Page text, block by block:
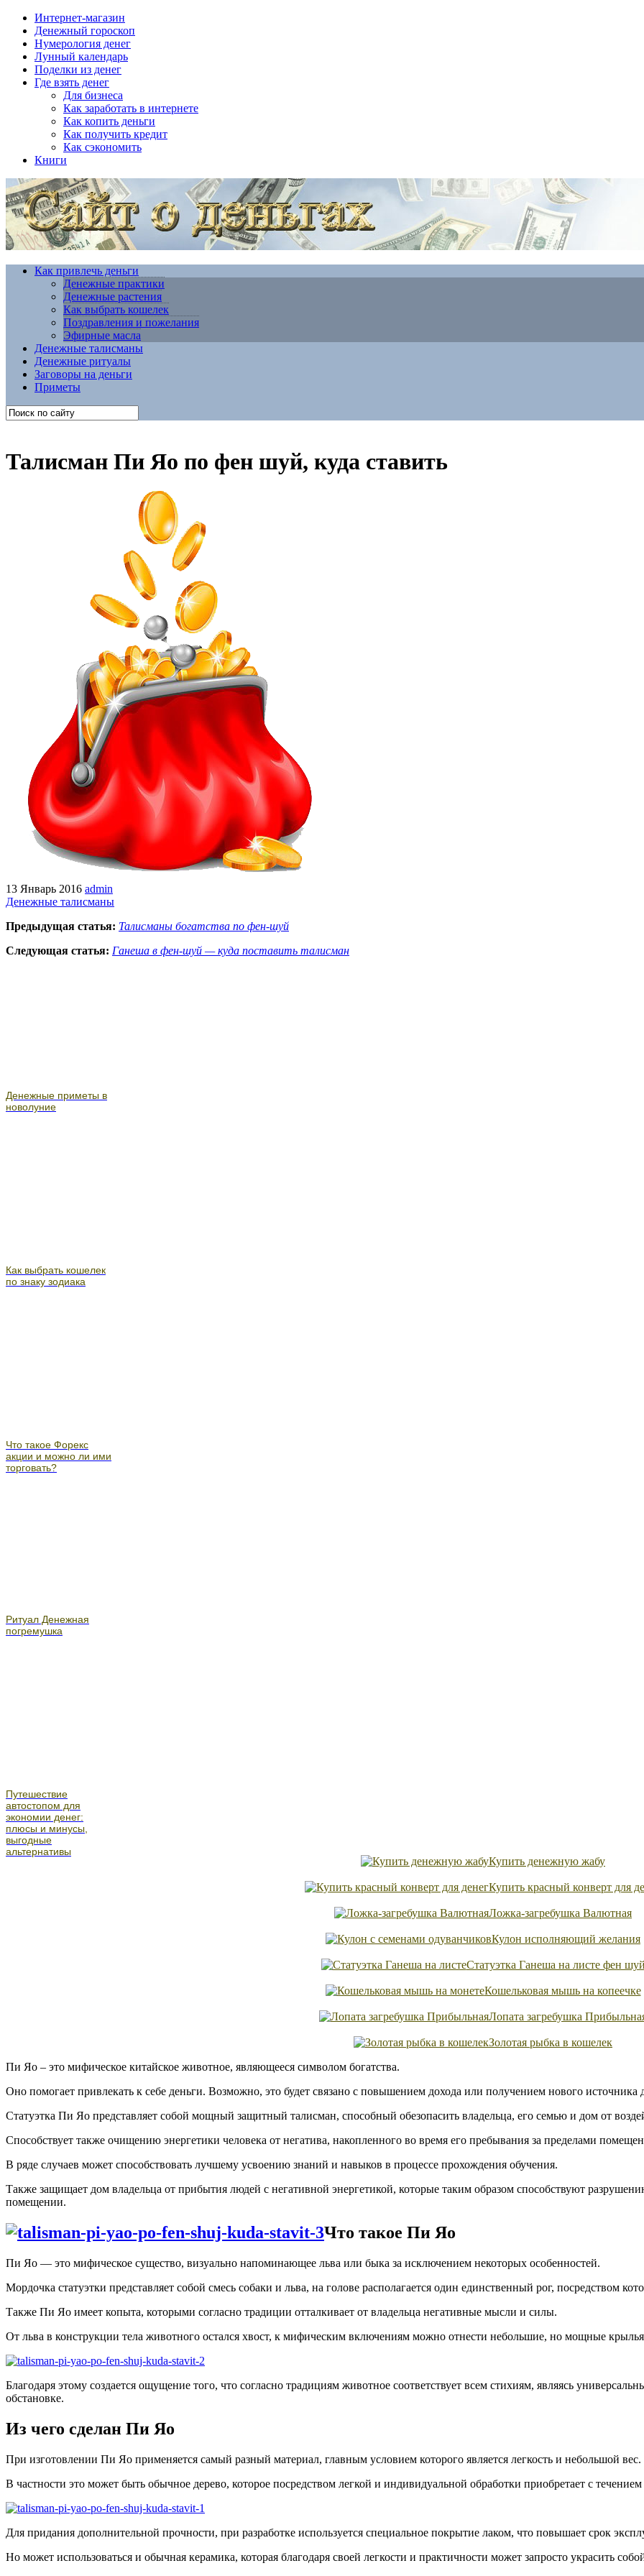
Интернет-магазин
Денежный гороскоп
Нумерология денег
Лунный календарь
Поделки из денег
Где взять денег
Для бизнеса
Как заработать в интернете
Как копить деньги
Как получить кредит
Как сэкономить
Книги
Как привлечь деньги
Денежные практики
Денежные растения
Как выбрать кошелек
Поздравления и пожелания
Эфирные масла
Денежные талисманы
Денежные ритуалы
Заговоры на деньги
Приметы
Талисман Пи Яо по фен шуй, куда ставить
13 Январь 2016 admin
Денежные талисманы
Предыдущая статья: Талисманы богатства по фен-шуй
Следующая статья: Ганеша в фен-шуй — куда поставить талисман
Денежные приметы в
новолуние
Как выбрать кошелек
по знаку зодиака
Что такое Форекс
акции и можно ли ими
торговать?
Ритуал Денежная
погремушка
Путешествие
автостопом для
экономии денег:
плюсы и минусы,
выгодные
альтернативы
Купить денежную жабу
Купить красный конверт для
Ложка-загребушка Валютная
Кулон исполняющий желания
Статуэтка Ганеша на листе фен
Кошельковая мышь на копеечке
Лопата загребушка
Золотая рыбка в кошелек
Пи Яо – это мифическое китайское животное, являющееся символом богатства.
Оно помогает привлекать к себе деньги. Возможно, это будет связано с повышением дохода или получением нового источника
Статуэтка Пи Яо представляет собой мощный защитный талисман, способный обезопасить владельца, его семью и дом от
Способствует также очищению энергетики человека от негатива, накопленного во время его пребывания за пределами
В ряде случаев может способствовать лучшему усвоению знаний и навыков в процессе прохождения обучения.
Также защищает дом владельца от прибытия людей с негативной энергетикой, которые таким образом способствуют
помещении.
Что такое Пи Яо
Пи Яо — это мифическое существо, визуально напоминающее льва или быка за исключением некоторых особенностей.
Мордочка статуэтки представляет собой смесь собаки и льва, на голове располагается один единственный рог, посредством
Также Пи Яо имеет копыта, которыми согласно традиции отталкивает от владельца негативные мысли и силы.
От льва в конструкции тела животного остался хвост, к мифическим включениям можно отнести небольшие, но мощные
Благодаря этому создается ощущение того, что согласно традициям животное соответствует всем стихиям, являясь
обстановке.
Из чего сделан Пи Яо
При изготовлении Пи Яо применяется самый разный материал, главным условием которого является легкость и небольшой вес.
В частности это может быть обычное дерево, которое посредством легкой и индивидуальной обработки приобретает с
Для придания дополнительной прочности, при разработке используется специальное покрытие лаком, что повышает срок
Но может использоваться и обычная керамика, которая благодаря своей легкости и практичности может запросто украсить